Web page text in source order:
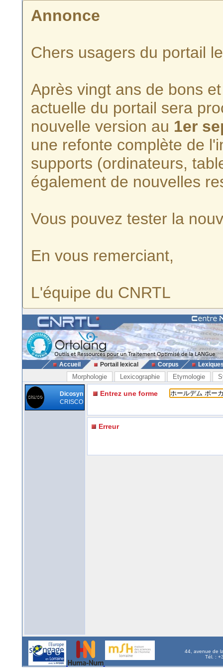
Annonce
Chers usagers du portail
Après vingt ans de bons
actuelle du portail sera
nouvelle version au 1er
une refonte complète de
supports (ordinateurs,
également de nouvelles
Vous pouvez tester la
En vous remerciant,
L'équipe du CNRTL
Accueil Portail lexical Corpus
Morphologie Lexicographie Etymologie
Dicosyn
CRISCO
Entrez une forme
Erreur
44, avenue de
Tél. :